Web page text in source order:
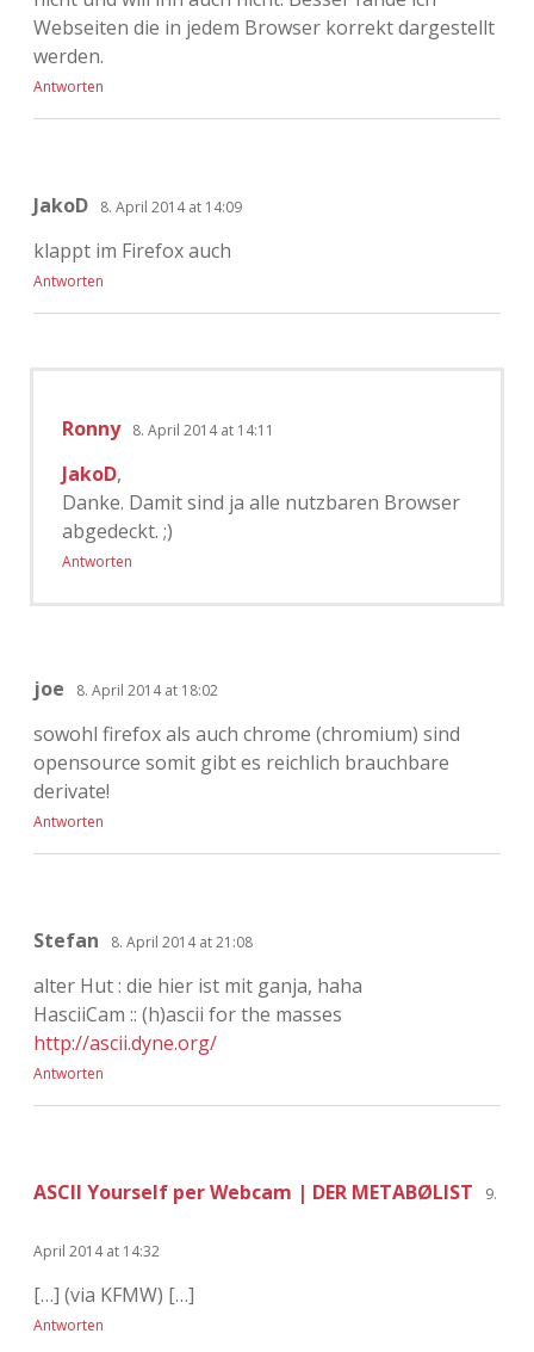
Webseiten die in jedem Browser korrekt dargestellt
werden.
Antworten
JakoD 8. April 2014 at 14:09
klappt im Firefox auch
Antworten
Ronny 8. April 2014 at 14:11
JakoD,
Danke. Damit sind ja alle nutzbaren Browser
abgedeckt. ;)
Antworten
joe 8. April 2014 at 18:02
sowohl firefox als auch chrome (chromium) sind
opensource somit gibt es reichlich brauchbare
derivate!
Antworten
Stefan 8. April 2014 at 21:08
alter Hut : die hier ist mit ganja, haha
HasciiCam :: (h)ascii for the masses
http://ascii.dyne.org/
Antworten
ASCII Yourself per Webcam | DER METABØLIST 9.
April 2014 at 14:32
[…] (via KFMW) […]
Antworten